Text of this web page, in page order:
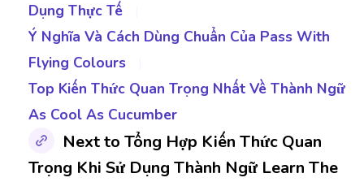
Dụng Thực Tế
Ý Nghĩa Và Cách Dùng Chuẩn Của Pass With
Flying Colours
Top Kiến Thức Quan Trọng Nhất Về Thành Ngữ
As Cool As Cucumber
Next to Tổng Hợp Kiến Thức Quan
Trọng Khi Sử Dụng Thành Ngữ Learn The